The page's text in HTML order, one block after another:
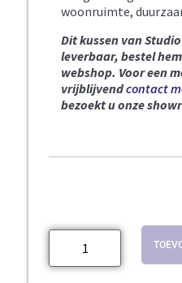
woonruimte,
Dit kussen van
leverbaar, bestel
webshop. Voor een
vrijblijvendcontact
bezoekt u onze